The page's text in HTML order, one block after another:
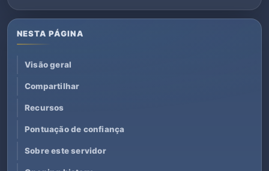
NESTA PÁGINA
Visão geral
Compartilhar
Recursos
Pontuação de confiança
Sobre este servidor